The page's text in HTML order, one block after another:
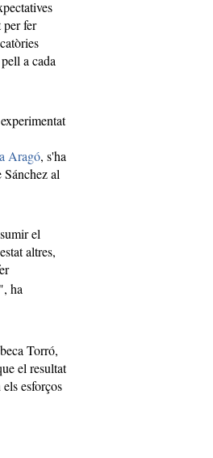
per fer
a cada
Aragó, s'ha
al
el
altres,
ha
Torró,
el resultat
esforços